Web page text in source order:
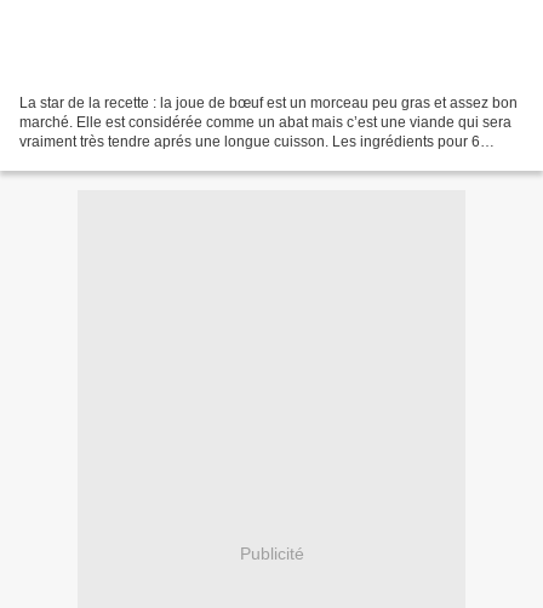
La star de la recette : la joue de bœuf est un morceau peu gras et assez bon
marché. Elle est considérée comme un abat mais c’est une viande qui sera
vraiment très tendre aprés une longue cuisson. Les ingrédients pour 6
Publicité